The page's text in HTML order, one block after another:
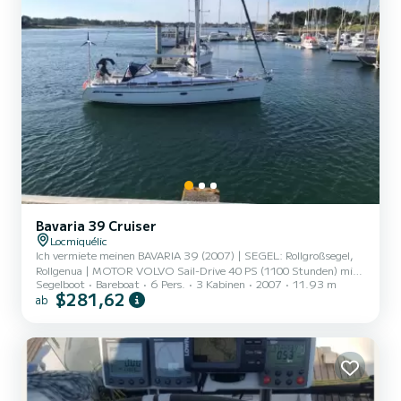
Bavaria 39 Cruiser
Locmiquélic
Ich vermiete meinen BAVARIA 39 (2007) | SEGEL: Rollgroßsegel,
Rollgenua | MOTOR VOLVO Sail-Drive 40 PS (1100 Stunden) mit
faltbarem Dreiblatt-Propeller von Volvo | ELEKTRONIK: GPS
Raymarine Element 7 (2019) mit Radar, Windex, Echolot,
BEIBEBOOT (2007) und Außenbordmotor 2,5 PS 4-Takt von 2023
| SICHERHEIT: Vollständige Hochseetausrüstung: 6-Personen-
Rettungsinsel, 6 automatische Ret...
Segelboot Bareboat 6 Pers. 3 Kabinen 2007 11.93 m
ab $281,62